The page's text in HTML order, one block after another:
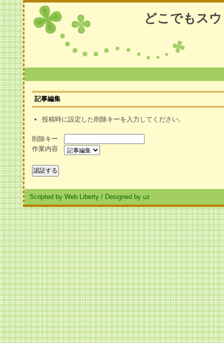
どこでもス
記事編集
投稿時に設定した削除キーを入力してください。
削除キー
作業内容
Scripted by Web Liberty / Designed by uz